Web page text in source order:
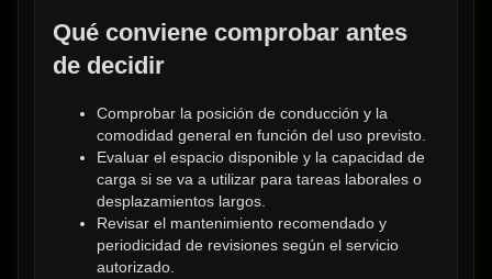
Qué conviene comprobar antes
de decidir
Comprobar la posición de conducción y la
comodidad general en función del uso previsto.
Evaluar el espacio disponible y la capacidad de
carga si se va a utilizar para tareas laborales o
desplazamientos largos.
Revisar el mantenimiento recomendado y
periodicidad de revisiones según el servicio
autorizado.